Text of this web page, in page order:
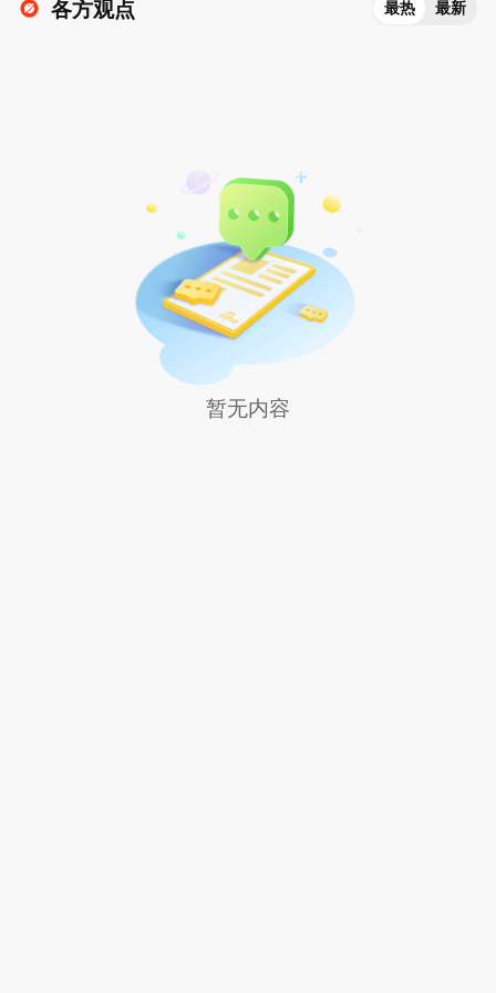
各方观点 最热 最新
暂无内容